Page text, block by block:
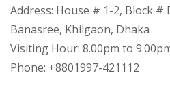
Address: House # 1-2, Block #
Banasree, Khilgaon, Dhaka
Visiting Hour: 8.00pm to
Phone: +8801997-421112